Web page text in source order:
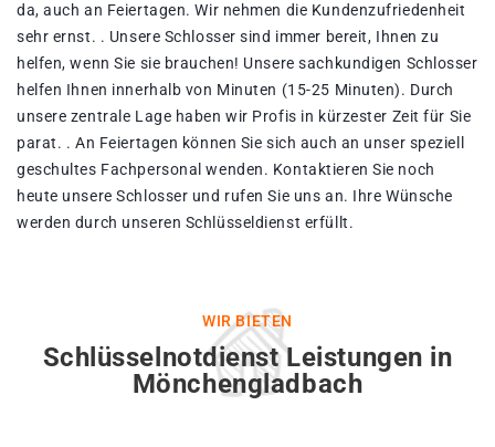
da, auch an Feiertagen. Wir nehmen die Kundenzufriedenheit
sehr ernst. . Unsere Schlosser sind immer bereit, Ihnen zu
helfen, wenn Sie sie brauchen! Unsere sachkundigen Schlosser
helfen Ihnen innerhalb von Minuten (15-25 Minuten). Durch
unsere zentrale Lage haben wir Profis in kürzester Zeit für Sie
parat. . An Feiertagen können Sie sich auch an unser speziell
geschultes Fachpersonal wenden. Kontaktieren Sie noch
heute unsere Schlosser und rufen Sie uns an. Ihre Wünsche
werden durch unseren Schlüsseldienst erfüllt.
WIR BIETEN
Schlüsselnotdienst Leistungen in
Mönchengladbach